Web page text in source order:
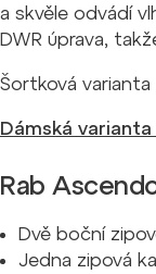
a skvěle odvádí
DWR úprava,
Šortková varianta
Dámská
Rab
Dvě boční
Jedna zipová